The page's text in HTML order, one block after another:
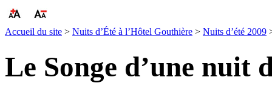
Accueil du site > Nuits d’Été à l’Hôtel Gouthière > Nuits d’été 2009
Le Songe d’une nuit